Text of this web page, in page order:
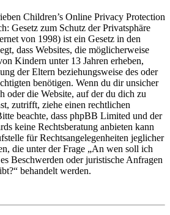
Children’s Online Privacy Protection
Gesetz zum Schutz der Privatsphäre
von 1998) ist ein Gesetz in den
dass Websites, die möglicherweise
Kindern unter 13 Jahren erheben,
der Eltern beziehungsweise des oder
benötigen. Wenn du dir unsicher
oder die Website, auf der du dich zu
zutrifft, ziehe einen rechtlichen
beachte, dass phpBB Limited und der
keine Rechtsberatung anbieten kann
für Rechtsangelegenheiten jeglicher
die unter der Frage „An wen soll ich
Beschwerden oder juristische Anfragen
behandelt werden.